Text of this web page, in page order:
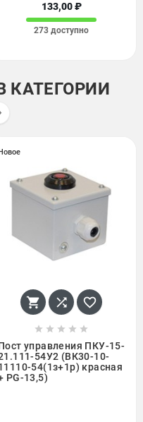
133,00 ₽
273 доступно
КАТЕГОРИИ
Новое
  
    
управления ПКУ-15-
54У2 (ВК30-10-
54(1з+1р) красная
PG-13,5)